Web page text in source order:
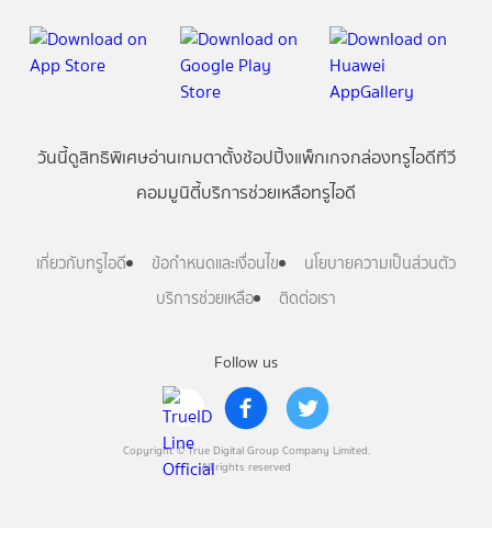
Follow us
Copyright © True Digital Group Company Limited.
All rights reserved
วันนี้ดูสิทธิพิเศษอ่านเกมตาตั้งช้อปปิ้งแพ็กเกจกล่องทรูไอดีทีวี
คอมมูนิตี้บริการช่วยเหลือทรูไอดี
เกี่ยวกับทรูไอดี ข้อกำหนดและเงื่อนไข
นโยบายความเป็นส่วนตัว
บริการช่วยเหลือ
ติดต่อเรา